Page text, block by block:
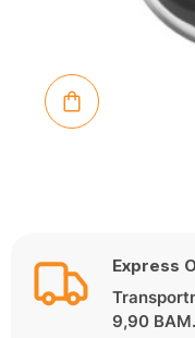
Express
9,90 BAM.